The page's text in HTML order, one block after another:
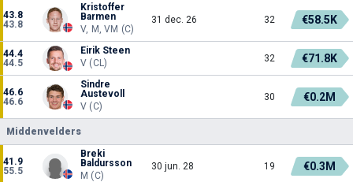
43.8
43.8
Kristoffer
Barmen
V, M, VM (C)
31 dec. 26 32 €58.5K
44.4
44.5
Eirik Steen
V (CL)
32 €71.8K
46.6
46.6
Sindre
Austevoll
V (C)
30 €0.2M
Middenvelders
41.9
55.5
Breki
Baldursson
M (C)
30 jun. 28 19 €0.3M